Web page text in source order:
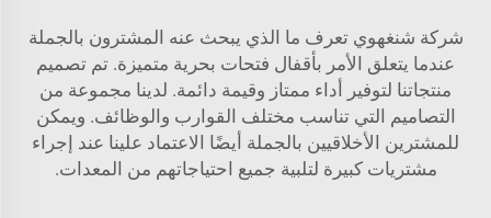
شركة شنغهوي تعرف ما الذي يبحث عنه المشترون بالجملة
عندما يتعلق الأمر بأقفال فتحات بحرية متميزة. تم تصميم
منتجاتنا لتوفير أداء ممتاز وقيمة دائمة. لدينا مجموعة من
التصاميم التي تناسب مختلف القوارب والوظائف. ويمكن
للمشترين الأخلاقيين بالجملة أيضًا الاعتماد علينا عند إجراء
مشتريات كبيرة لتلبية جميع احتياجاتهم من المعدات.